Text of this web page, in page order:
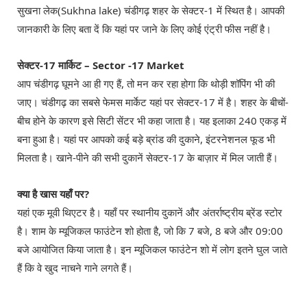
सुखना लेक(Sukhna lake) चंडीगढ़ शहर के सेक्टर-1 में स्थित है। आपकी
जानकारी के लिए बता दें कि यहां पर जाने के लिए कोई एंट्री फीस नहीं है।
सेक्टर-17 मार्किट – Sector -17 Market
आप चंडीगढ़ घूमने आ ही गए हैं, तो मन कर रहा होगा कि थोड़ी शॉपिंग भी की
जाए। चंडीगढ़ का सबसे फेमस मार्केट यहां पर सेक्टर-17 में है। शहर के बीचों-
बीच होने के कारण इसे सिटी सेंटर भी कहा जाता है। यह इलाका 240 एकड़ में
बना हुआ है। यहां पर आपको कई बड़े ब्रांड की दुकाने, इंटरनेशनल फूड भी
मिलता है। खाने-पीने की सभी दुकानें सेक्टर-17 के बाज़ार में मिल जाती हैं।
क्या है खास यहाँ पर?
यहां एक मूवी थिएटर है। यहाँ पर स्थानीय दुकानें और अंतर्राष्ट्रीय ब्रेंड स्टोर
है। शाम के म्यूजिकल फाउंटेन शो होता है, जो कि 7 बजे, 8 बजे और 09:00
बजे आयोजित किया जाता है। इन म्यूजिकल फाउंटेन शो में लोग इतने घुल जाते
हैं कि वे खुद नाचने गाने लगते हैं।